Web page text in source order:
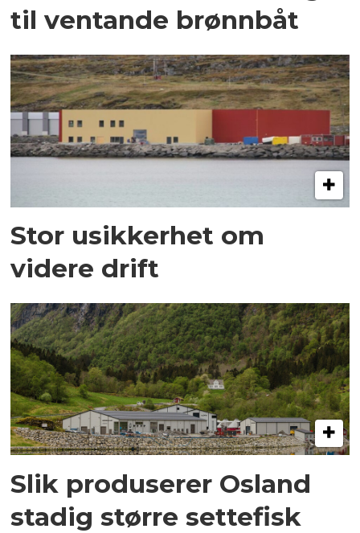
til ventande brønnbåt
Stor usikkerhet om
videre drift
Slik produserer Osland
stadig større settefisk